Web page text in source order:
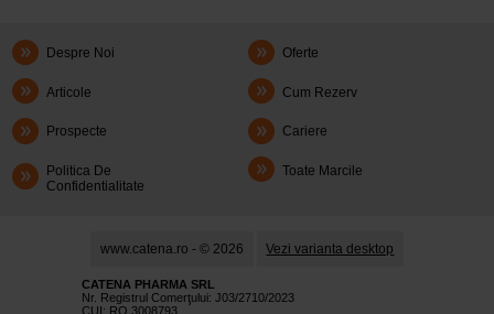
Despre Noi Oferte
Articole Cum Rezerv
Prospecte Cariere
Politica De
Confidentialitate
Toate Marcile
www.catena.ro - © 2026 Vezi varianta desktop
CATENA PHARMA SRL
Nr. Registrul Comerţului: J03/2710/2023
CUI: RO 3008793